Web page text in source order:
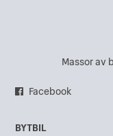
Massor av
Facebook
BYTBIL